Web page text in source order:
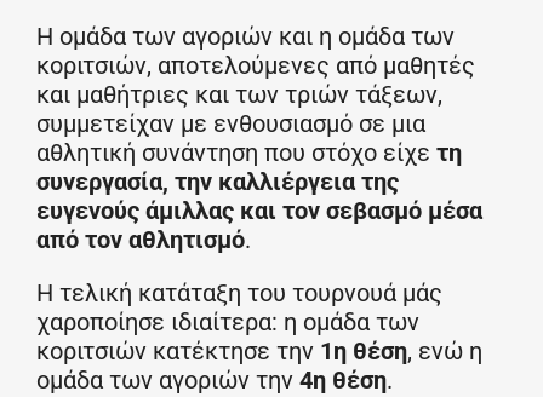
Η ομάδα των αγοριών και η ομάδα των
κοριτσιών, αποτελούμενες από μαθητές
και μαθήτριες και των τριών τάξεων,
συμμετείχαν με ενθουσιασμό σε μια
αθλητική συνάντηση που στόχο είχε τη
συνεργασία, την καλλιέργεια της
ευγενούς άμιλλας και τον σεβασμό μέσα
από τον αθλητισμό.
Η τελική κατάταξη του τουρνουά μάς
χαροποίησε ιδιαίτερα: η ομάδα των
κοριτσιών κατέκτησε την 1η θέση, ενώ η
ομάδα των αγοριών την 4η θέση.